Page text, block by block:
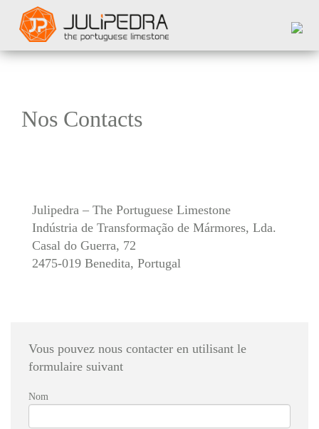
Nos Contacts
Julipedra – The Portuguese Limestone
Indústria de Transformação de Mármores, Lda.
Casal do Guerra, 72
2475-019 Benedita, Portugal
Vous pouvez nous contacter en utilisant le
formulaire suivant
Nom